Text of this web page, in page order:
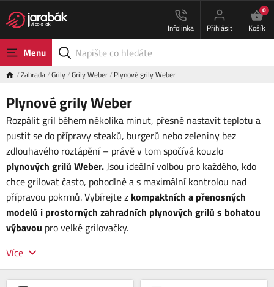
Infolinka Přihlásit
0
Košík
Menu
Zahrada Grily Grily Weber Plynové grily Weber
Plynové grily Weber
Rozpálit gril během několika minut, přesně nastavit teplotu a
pustit se do přípravy steaků, burgerů nebo zeleniny bez
zdlouhavého roztápění – právě v tom spočívá kouzlo
plynových grilů Weber.Jsou ideální volbou pro každého, kdo
chce grilovat často, pohodlně a s maximální kontrolou nad
přípravou pokrmů. Vybírejte z kompaktních a přenosných
modelů i prostorných zahradních plynových grilů s bohatou
výbavou pro velké grilovačky.
Více